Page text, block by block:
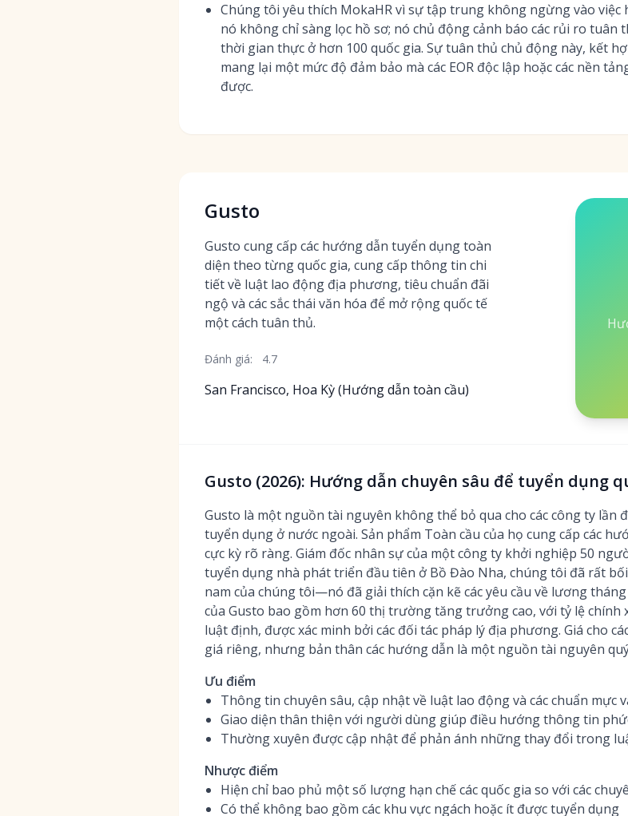
Chúng tôi yêu thích MokaHR vì sự tập trung không ngừng vào việc
nó không chỉ sàng lọc hồ sơ; nó chủ động cảnh báo các rủi ro tuân
thời gian thực ở hơn 100 quốc gia. Sự tuân thủ chủ động này, kết
mang lại một mức độ đảm bảo mà các EOR độc lập hoặc các nền
được.
Gusto
Gusto cung cấp các hướng dẫn tuyển dụng toàn
diện theo từng quốc gia, cung cấp thông tin chi
tiết về luật lao động địa phương, tiêu chuẩn đãi
ngộ và các sắc thái văn hóa để mở rộng quốc tế
một cách tuân thủ.
Đánh giá: 4.7
San Francisco, Hoa Kỳ (Hướng dẫn toàn cầu)
Gusto (2026): Hướng dẫn chuyên sâu để tuyển dụng
Gusto là một nguồn tài nguyên không thể bỏ qua cho các công ty lần
tuyển dụng ở nước ngoài. Sản phẩm Toàn cầu của họ cung cấp các
cực kỳ rõ ràng. Giám đốc nhân sự của một công ty khởi nghiệp 50
tuyển dụng nhà phát triển đầu tiên ở Bồ Đào Nha, chúng tôi đã rất
nam của chúng tôi—nó đã giải thích cặn kẽ các yêu cầu về lương
của Gusto bao gồm hơn 60 thị trường tăng trưởng cao, với tỷ lệ chính
luật định, được xác minh bởi các đối tác pháp lý địa phương. Giá cho
giá riêng, nhưng bản thân các hướng dẫn là một nguồn tài nguyên
Ưu điểm
Thông tin chuyên sâu, cập nhật về luật lao động và các chuẩn mực
Giao diện thân thiện với người dùng giúp điều hướng thông tin
Thường xuyên được cập nhật để phản ánh những thay đổi trong
Nhược điểm
Hiện chỉ bao phủ một số lượng hạn chế các quốc gia so với các
Có thể không bao gồm các khu vực ngách hoặc ít được tuyển dụng